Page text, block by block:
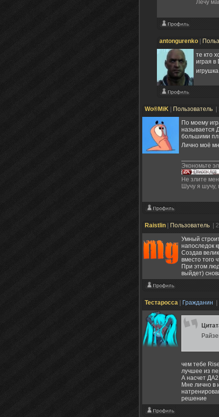
Лечу
antongurenko
те кто
играя в
Wo®MiK Пользователь
По моему
называется
большими
Лично моё
Экономьте
Не злите
Шучу я
Raistlin Пользователь
|
Умный
напоследок
Создав
вместо того
При этом
выйдет)
Тестаросса Гражданин
чем тебе
лучшее из
А насчет ДА2
Мне лично в
решение